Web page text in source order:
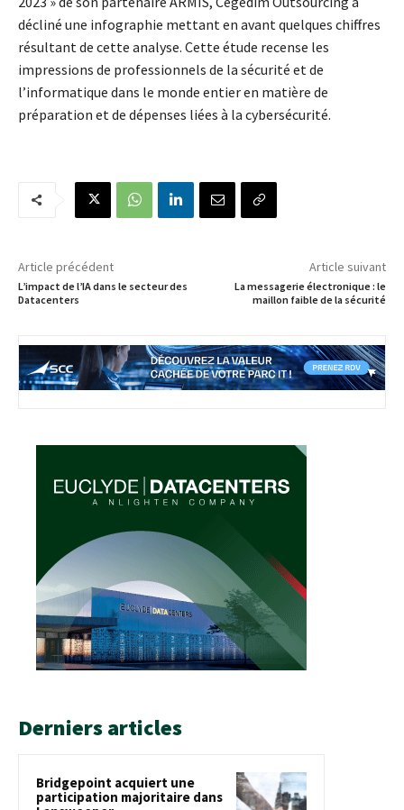
décliné une infographie mettant en avant quelques chiffres
résultant de cette analyse. Cette étude recense les
impressions de professionnels de la sécurité et de
l’informatique dans le monde entier en matière de
préparation et de dépenses liées à la cybersécurité.
Article précédent
L’impact de l’IA dans le secteur des
Datacenters
Article suivant
La messagerie électronique : le
maillon faible de la sécurité
Derniers articles
Bridgepoint acquiert une
participation majoritaire dans